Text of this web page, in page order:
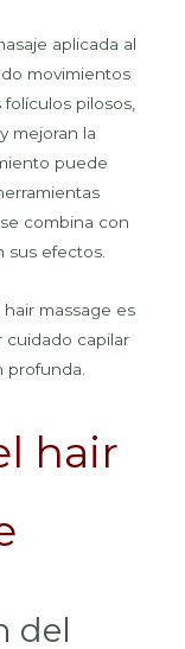
aplicada al
movimientos
pilosos,
mejoran la
puede
combina con
sus efectos.
massage es
cuidado capilar
hair
del